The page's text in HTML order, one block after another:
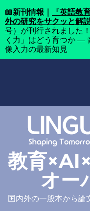
教育
オー
国内外の一般本から論
📖新刊情報｜ 『英語教
外の研究をサクッと解
号） が刊行されました
く力」はどう育つか ―
像入力の最新知見